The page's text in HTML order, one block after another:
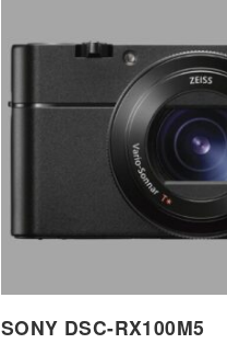
SONY DSC-RX100M5